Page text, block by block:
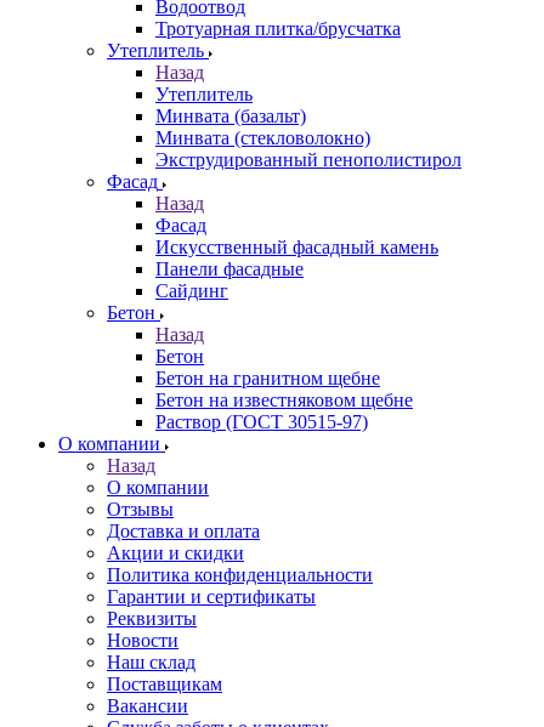
Водоотвод
Тротуарная плитка/брусчатка
Утеплитель
Назад
Утеплитель
Минвата (базальт)
Минвата (стекловолокно)
Экструдированный пенополистирол
Фасад
Назад
Фасад
Искусственный фасадный камень
Панели фасадные
Сайдинг
Бетон
Назад
Бетон
Бетон на гранитном щебне
Бетон на известняковом щебне
Раствор (ГОСТ 30515-97)
О компании
Назад
О компании
Отзывы
Доставка и оплата
Акции и скидки
Политика конфиденциальности
Гарантии и сертификаты
Реквизиты
Новости
Наш склад
Поставщикам
Вакансии